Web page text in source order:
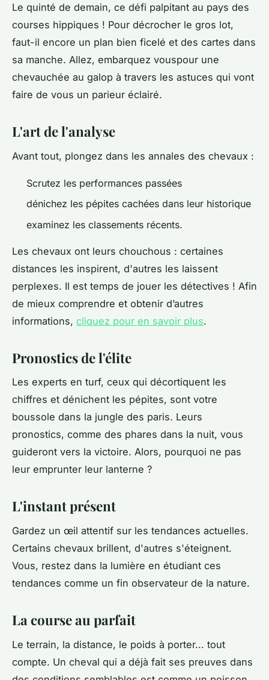
Le quinté de demain, ce défi palpitant au pays des
courses hippiques ! Pour décrocher le gros lot,
faut-il encore un plan bien ficelé et des cartes dans
sa manche. Allez, embarquez vouspour une
chevauchée au galop à travers les astuces qui vont
faire de vous un parieur éclairé.
L'art de l'analyse
Avant tout, plongez dans les annales des chevaux :
Scrutez les performances passées
dénichez les pépites cachées dans leur historique
examinez les classements récents.
Les chevaux ont leurs chouchous : certaines
distances les inspirent, d'autres les laissent
perplexes. Il est temps de jouer les détectives ! Afin
de mieux comprendre et obtenir d’autres
informations, cliquez pour en savoir plus.
Pronostics de l'élite
Les experts en turf, ceux qui décortiquent les
chiffres et dénichent les pépites, sont votre
boussole dans la jungle des paris. Leurs
pronostics, comme des phares dans la nuit, vous
guideront vers la victoire. Alors, pourquoi ne pas
leur emprunter leur lanterne ?
L'instant présent
Gardez un œil attentif sur les tendances actuelles.
Certains chevaux brillent, d'autres s'éteignent.
Vous, restez dans la lumière en étudiant ces
tendances comme un fin observateur de la nature.
La course au parfait
Le terrain, la distance, le poids à porter... tout
compte. Un cheval qui a déjà fait ses preuves dans